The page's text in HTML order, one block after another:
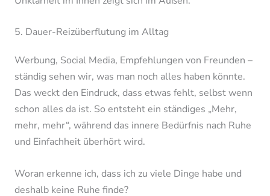
5. Dauer-Reizüberflutung im Alltag
Werbung, Social Media, Empfehlungen von Freunden –
ständig sehen wir, was man noch alles haben könnte.
Das weckt den Eindruck, dass etwas fehlt, selbst wenn
schon alles da ist. So entsteht ein ständiges „Mehr,
mehr, mehr“, während das innere Bedürfnis nach Ruhe
und Einfachheit überhört wird.
Woran erkenne ich, dass ich zu viele Dinge habe und
deshalb keine Ruhe finde?